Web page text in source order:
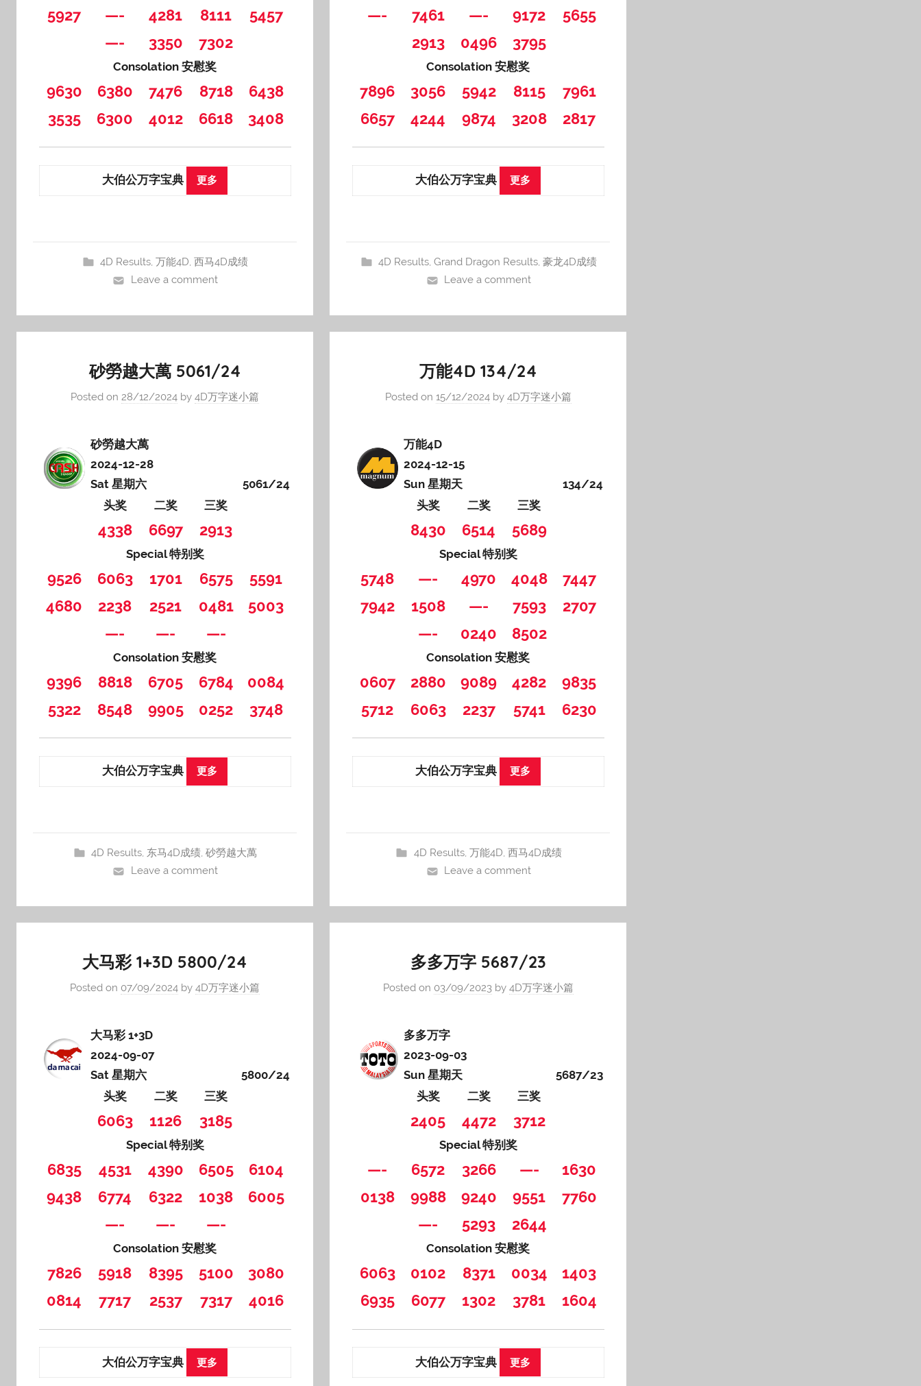
5927
—- 4281 8111
5457
—-
3350 7302
Consolation 安慰奖
9630 6380 7476 8718
6438
3535
6300 4012 6618 3408
大伯公万字宝典 更多
4D Results,万能4D,西马4D成绩
Leave a comment
—-
7461 —- 9172
5655
2913
0496 3795
Consolation 安慰奖
7896 3056 5942 8115
7961
6657
4244 9874 3208 2817
大伯公万字宝典 更多
4D Results,Grand Dragon Results,豪龙4D成绩
Leave a comment
砂勞越大萬 5061/24
Posted on28/12/2024 by4D万字迷小篇
砂勞越大萬
2024-12-28
Sat 星期六
5061/24
头奖
二奖 三奖
4338 6697 2913
Special 特别奖
9526 6063 1701 6575
5591
4680
2238 2521 0481
5003
—-
—- —-
Consolation 安慰奖
9396 8818 6705 6784
0084
5322
8548 9905 0252 3748
大伯公万字宝典 更多
4D Results, 东马4D成绩,砂勞越大萬
Leave a comment
万能4D 134/24
Posted on 15/12/2024by 4D万字迷小篇
万能4D
2024-12-15
Sun 星期天
134/24
头奖
二奖 三奖
8430 6514 5689
Special 特别奖
5748 —- 4970 4048
7447
7942
1508 —- 7593
2707
—-
0240 8502
Consolation 安慰奖
0607 2880 9089 4282
9835
5712
6063 2237 5741 6230
大伯公万字宝典 更多
4D Results, 万能4D, 西马4D成绩
Leave a comment
大马彩 1+3D 5800/24
Posted on 07/09/2024 by4D万字迷小篇
大马彩 1+3D
2024-09-07
Sat 星期六
5800/24
头奖
二奖 三奖
6063 1126 3185
Special 特别奖
6835 4531 4390 6505
6104
9438
6774 6322 1038
6005
—-
—- —-
Consolation 安慰奖
7826 5918 8395 5100
3080
0814
7717 2537 7317 4016
大伯公万字宝典 更多
多多万字 5687/23
Posted on 03/09/2023by 4D万字迷小篇
多多万字
2023-09-03
Sun 星期天
5687/23
头奖
二奖 三奖
2405 4472 3712
Special 特别奖
—- 6572 3266 —-
1630
0138
9988 9240 9551
7760
—-
5293 2644
Consolation 安慰奖
6063 0102 8371 0034
1403
6935
6077 1302 3781 1604
大伯公万字宝典 更多